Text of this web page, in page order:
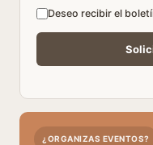
Deseo recibir el
¿ORGANIZAS EVENTOS?